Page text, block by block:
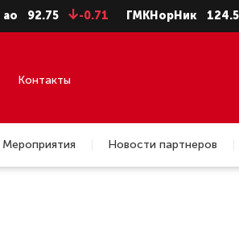
-0.71 ГМКНорНик 124.52 -1.26
Контакты
Мероприятия
Новости партнеров